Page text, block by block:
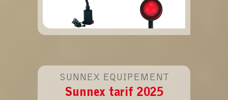
SUNNEX EQUIPEMENT
Sunnex tarif 2025
Fin de série